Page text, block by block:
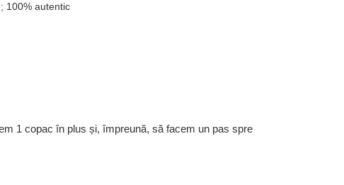
100% autentic
1 copac în plus și, împreună, să facem un pas spre